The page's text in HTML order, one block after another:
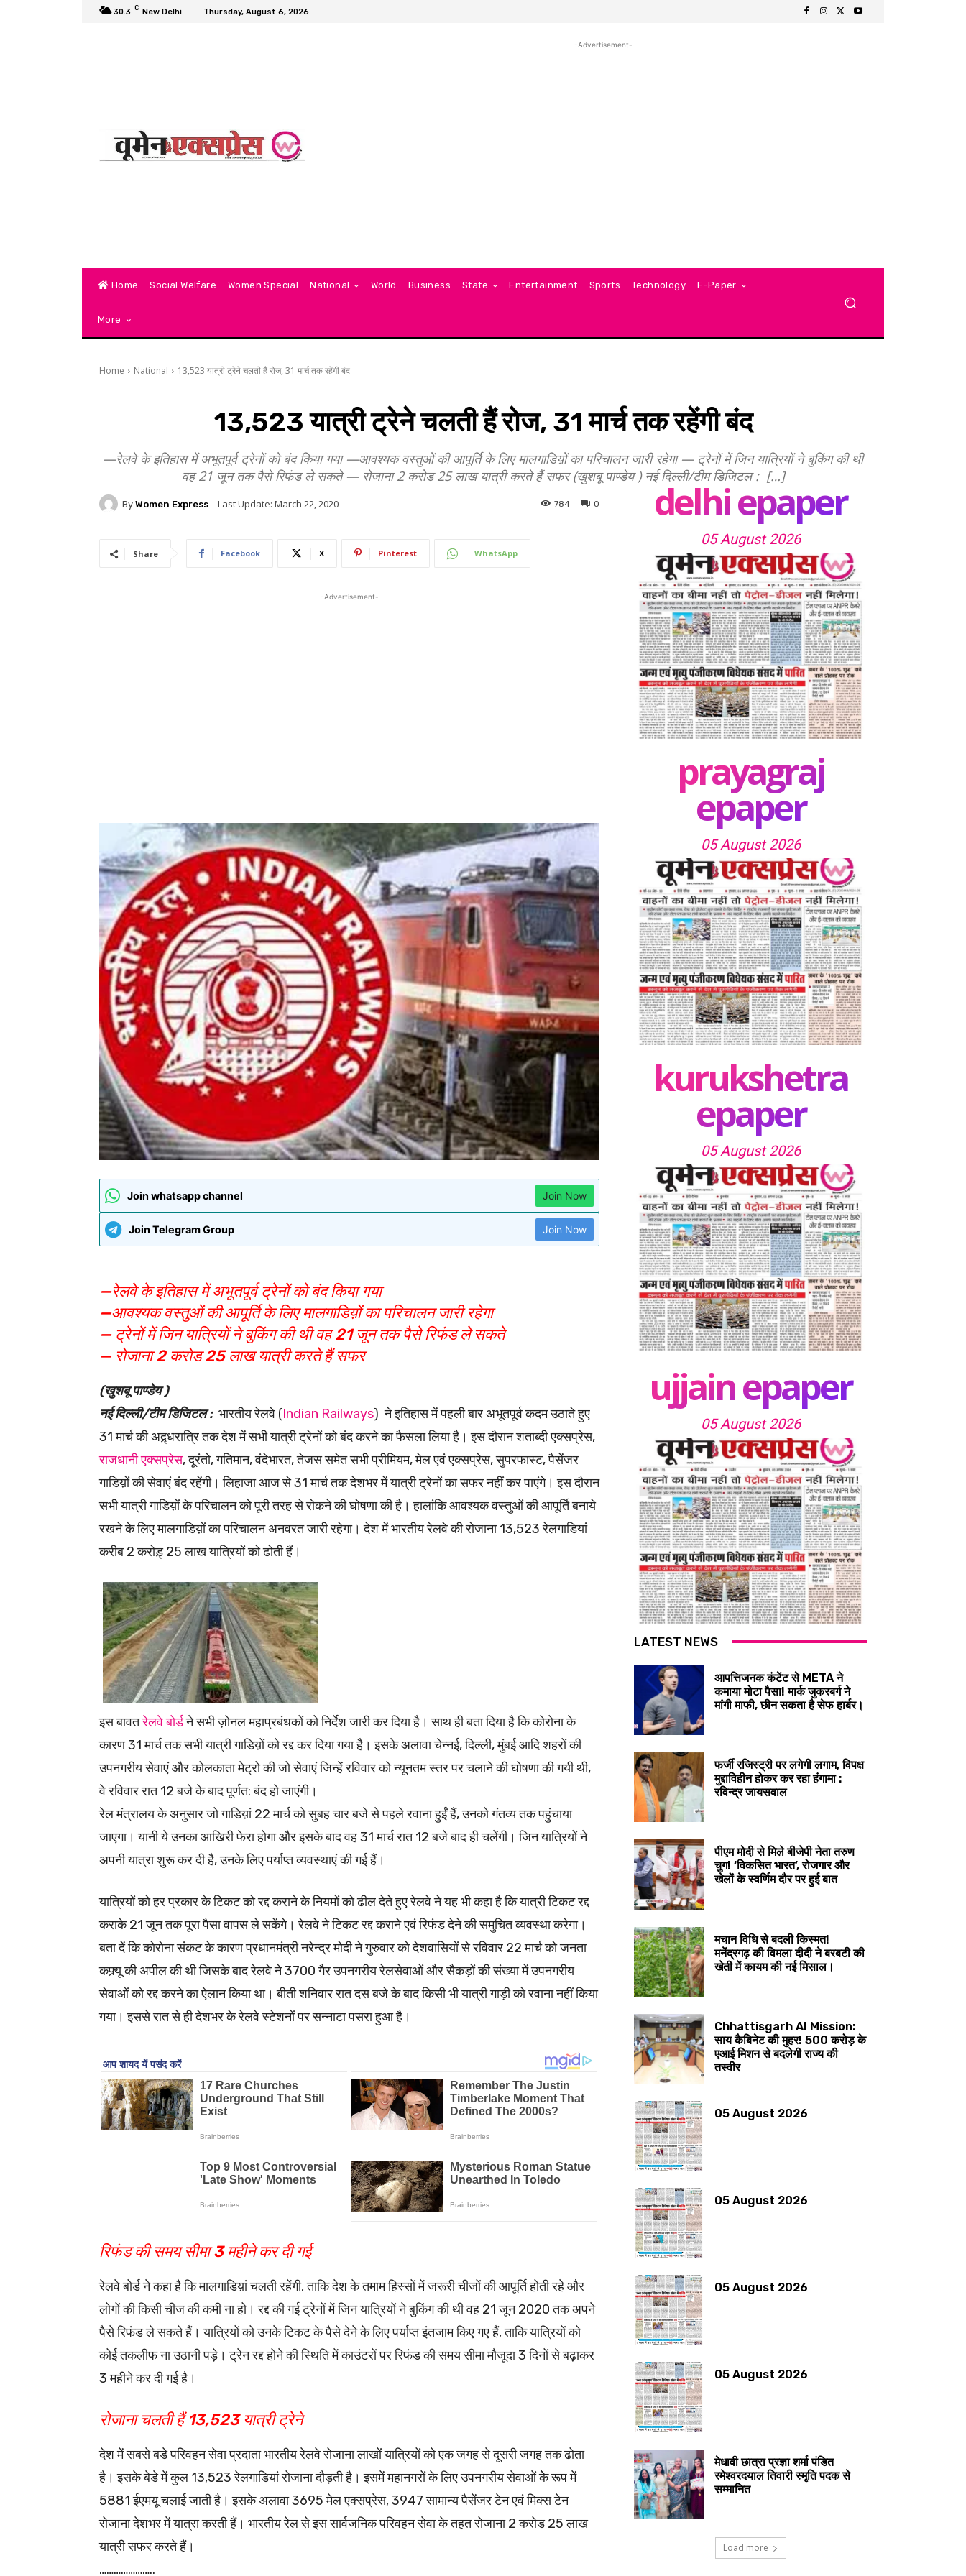
30.3 C New Delhi Thursday, August 6, 2026
-Advertisement-
Home Social Welfare Women Special National World Business State Entertainment Sports Technology E-Paper
More
Home National 13,523 यात्री ट्रेने चलती हैं रोज, 31 मार्च तक रहेंगी बंद
13,523 यात्री ट्रेने चलती हैं रोज, 31 मार्च तक रहेंगी बंद
—रेलवे के इतिहास में अभूतपूर्व ट्रेनों को बंद किया गया —आवश्यक वस्तुओं की आपूर्ति के लिए मालगाडिय़ों का परिचालन जारी रहेगा — ट्रेनों में जिन यात्रियों ने बुकिंग की थी
वह 21 जून तक पैसे रिफंड ले सकते — रोजाना 2 करोड 25 लाख यात्री करते हैं सफर (खुशबू पाण्डेय ) नई दिल्ली/टीम डिजिटल : […]
By Women Express Last Update: March 22, 2020 0
784
Share Facebook X Pinterest WhatsApp
-Advertisement-
Join whatsapp channel Join Now
Join Telegram Group Join Now
—रेलवे के इतिहास में अभूतपूर्व ट्रेनों को बंद किया गया
—आवश्यक वस्तुओं की आपूर्ति के लिए मालगाडिय़ों का परिचालन जारी रहेगा
— ट्रेनों में जिन यात्रियों ने बुकिंग की थी वह 21 जून तक पैसे रिफंड ले सकते
— रोजाना 2 करोड 25 लाख यात्री करते हैं सफर
(खुशबू पाण्डेय )
नई दिल्ली/टीम डिजिटल :भारतीय रेलवे (Indian Railways) ने इतिहास में पहली बार अभूतपूर्व कदम उठाते हुए
31 मार्च की अद्र्धरात्रि तक देश में सभी यात्री ट्रेनों को बंद करने का फैसला लिया है। इस दौरान शताब्दी एक्सप्रेस,
राजधानी एक्सप्रेस, दूरंतो, गतिमान, वंदेभारत, तेजस समेत सभी प्रीमियम, मेल एवं एक्सप्रेस, सुपरफास्ट, पैसेंजर
गाडिय़ों की सेवाएं बंद रहेंगी। लिहाजा आज से 31 मार्च तक देशभर में यात्री ट्रेनों का सफर नहीं कर पाएंगे। इस दौरान
सभी यात्री गाडिय़ों के परिचालन को पूरी तरह से रोकने की घोषणा की है। हालांकि आवश्यक वस्तुओं की आपूर्ति बनाये
रखने के लिए मालगाडिय़ों का परिचालन अनवरत जारी रहेगा। देश में भारतीय रेलवे की रोजाना 13,523 रेलगाडियां
करीब 2 करोड़् 25 लाख यात्रियों को ढोती हैं।
इस बावतरेलवे बोर्डने सभी ज़ोनल महाप्रबंधकों को निर्देश जारी कर दिया है। साथ ही बता दिया है कि कोरोना के
कारण 31 मार्च तक सभी यात्री गाडिय़ों को रद्द कर दिया गया है। इसके अलावा चेन्नई, दिल्ली, मुंबई आदि शहरों की
उपनगरीय सेवाएं और कोलकाता मेट्रो की जो सेवाएं जिन्हें रविवार को न्यूनतम स्तर पर चलाने की घोषणा की गयी थी,
वे रविवार रात 12 बजे के बाद पूर्णत: बंद हो जाएंगी।
रेल मंत्रालय के अनुसार जो गाडिय़ां 22 मार्च को सुबह चार बजे से पहले रवाना हुईं हैं, उनको गंतव्य तक पहुंचाया
जाएगा। यानी ये उनका आखिरी फेरा होगा और इसके बाद वह 31 मार्च रात 12 बजे बाद ही चलेंगी। जिन यात्रियों ने
अपनी यात्रा शुरू कर दी है, उनके लिए पर्याप्त व्यवस्थाएं की गई हैं।
यात्रियों को हर प्रकार के टिकट को रद्द कराने के नियमों को ढील देते हुए रेलवे ने यह भी कहा है कि यात्री टिकट रद्द
कराके 21 जून तक पूरा पैसा वापस ले सकेंगे। रेलवे ने टिकट रद्द कराने एवं रिफंड देने की समुचित व्यवस्था करेगा।
बता दें कि कोरोना संकट के कारण प्रधानमंत्री नरेन्द्र मोदी ने गुरुवार को देशवासियों से रविवार 22 मार्च को जनता
कफ्र्यू की अपील की थी जिसके बाद रेलवे ने 3700 गैर उपनगरीय रेलसेवाओं और सैकड़ों की संख्या में उपनगरीय
सेवाओं को रद्द करने का ऐलान किया था। बीती शनिवार रात दस बजे के बाद किसी भी यात्री गाड़ी को रवाना नहीं किया
गया। इससे रात से ही देशभर के रेलवे स्टेशनों पर सन्नाटा पसरा हुआ है।
रिफंड की समय सीमा 3 महीने कर दी गई
रेलवे बोर्ड ने कहा है कि मालगाडिय़ां चलती रहेंगी, ताकि देश के तमाम हिस्सों में जरूरी चीजों की आपूर्ति होती रहे और
लोगों की किसी चीज की कमी ना हो। रद्द की गई ट्रेनों में जिन यात्रियों ने बुकिंग की थी वह 21 जून 2020 तक अपने
पैसे रिफंड ले सकते हैं। यात्रियों को उनके टिकट के पैसे देने के लिए पर्याप्त इंतजाम किए गए हैं, ताकि यात्रियों को
कोई तकलीफ ना उठानी पड़े। ट्रेन रद्द होने की स्थिति में काउंटरों पर रिफंड की समय सीमा मौजूदा 3 दिनों से बढ़ाकर
3 महीने कर दी गई है।
रोजाना चलती हैं 13,523 यात्री ट्रेने
देश में सबसे बडे परिवहन सेवा प्रदाता भारतीय रेलवे रोजाना लाखों यात्रियों को एक जगह से दूसरी जगह तक ढोता
है। इसके बेडे में कुल 13,523 रेलगाडियां रोजाना दौड़ती है। इसमें महानगरों के लिए उपनगरीय सेवाओं केे रूप में
5881 ईएमयू चलाई जाती है। इसके अलावा 3695 मेल एक्सप्रेस, 3947 सामान्य पैसेंजर टेन एवं मिक्स टेन
रोजाना देशभर में यात्रा करती हैं। भारतीय रेल से इस सार्वजनिक परिवहन सेवा के तहत रोजाना 2 करोड 25 लाख
यात्री सफर करते हैं।
…………………..
delhi epaper
05 August 2026
prayagraj
epaper
05 August 2026
kurukshetra
epaper
05 August 2026
ujjain epaper
05 August 2026
LATEST NEWS
आपत्तिजनक कंटेंट से META ने
कमाया मोटा पैसा! मार्क जुकरबर्ग ने
मांगी माफी, छीन सकता है सेफ हार्बर।
फर्जी रजिस्ट्री पर लगेगी लगाम, विपक्ष
मुद्दाविहीन होकर कर रहा हंगामा :
रविन्द्र जायसवाल
पीएम मोदी से मिले बीजेपी नेता तरुण
चुग! ‘विकसित भारत’, रोजगार और
खेलों के स्वर्णिम दौर पर हुई बात
मचान विधि से बदली किस्मत!
मनेंद्रगढ़ की विमला दीदी ने बरबटी की
खेती में कायम की नई मिसाल।
Chhattisgarh AI Mission:
साय कैबिनेट की मुहर! 500 करोड़ के
एआई मिशन से बदलेगी राज्य की
तस्वीर
05 August 2026
05 August 2026
05 August 2026
05 August 2026
मेधावी छात्रा प्रज्ञा शर्मा पंडित
रमेश्वरदयाल तिवारी स्मृति पदक से
सम्मानित
Load more